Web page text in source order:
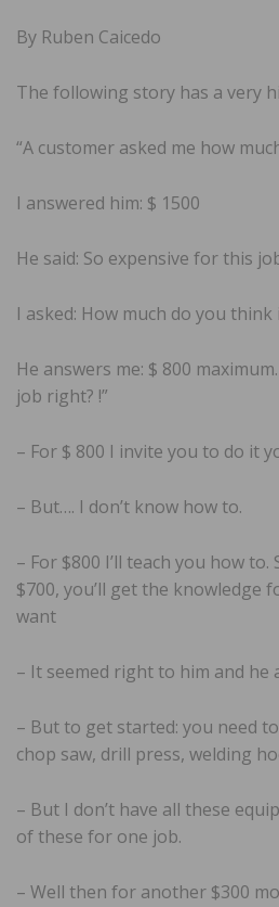
By Ruben Caicedo
The following story has a very
“A customer asked me how
I answered him: $ 1500
He said: So expensive for this
I asked: How much do you
He answers me: $ 800
job right? !”
– For $ 800 I invite you to do it
– But…. I don’t know how to.
– For $800 I’ll teach you how
$700, you’ll get the knowledge
want
– It seemed right to him and he
– But to get started: you need
chop saw, drill press, welding
– But I don’t have all these
of these for one job.
– Well then for another $300